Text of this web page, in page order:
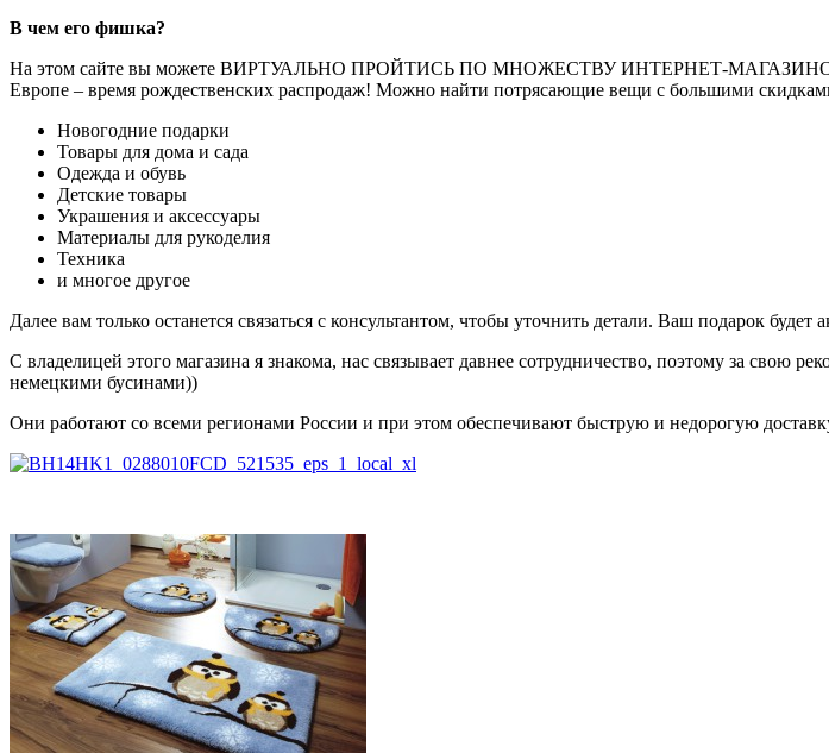
В чем его фишка?
На этом сайте вы можете ВИРТУАЛЬНО ПРОЙТИСЬ ПО МНОЖЕСТВУ ИНТЕРНЕТ-МАГАЗИНОВ
Европе – время рождественских распродаж! Можно найти потрясающие вещи с большими
Новогодние подарки
Товары для дома и сада
Одежда и обувь
Детские товары
Украшения и аксессуары
Материалы для рукоделия
Техника
и многое другое
Далее вам только останется связаться с консультантом, чтобы уточнить детали. Ваш подарок
C владелицей этого магазина я знакома, нас связывает давнее сотрудничество, поэтому за
немецкими бусинами))
Они работают со всеми регионами России и при этом обеспечивают быструю и недорогую